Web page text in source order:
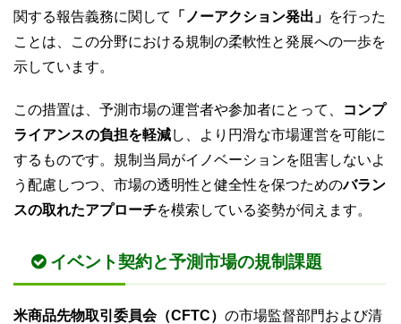
関する報告義務に関して
「ノーアクション発出」
を行った
ことは、この分野における規制の柔軟性と発展への一歩を
示しています。
この措置は、予測市場の運営者や参加者にとって、
コンプ
ライアンスの負担を軽減し、より円滑な市場運営を可能に
するものです。規制当局がイノベーションを阻害しないよ
う配慮しつつ、市場の透明性と健全性を保つためのバラン
スの取れたアプローチを模索している姿勢が伺えます。
イベント契約と予測市場の規制課題
米商品先物取引委員会（CFTC） の市場監督部門および清